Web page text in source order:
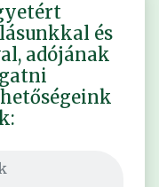
és
adójának